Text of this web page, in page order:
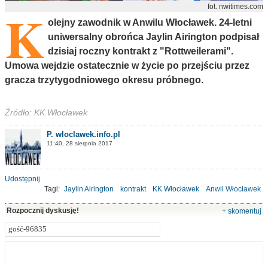
fot. nwitimes.com
K olejny zawodnik w Anwilu Włocławek. 24-letni
uniwersalny obrońca Jaylin Airington podpisał
dzisiaj roczny kontrakt z "Rottweilerami".
Umowa wejdzie ostatecznie w życie po przejściu przez
gracza trzytygodniowego okresu próbnego.
Źródło: KK Włocławek
P. wloclawek.info.pl
11:40, 28 sierpnia 2017
Udostępnij
Tagi: Jaylin Airington kontrakt KK Włocławek
Anwil Włocławek
koszykówka
Rozpocznij dyskusję!
+ skomentuj